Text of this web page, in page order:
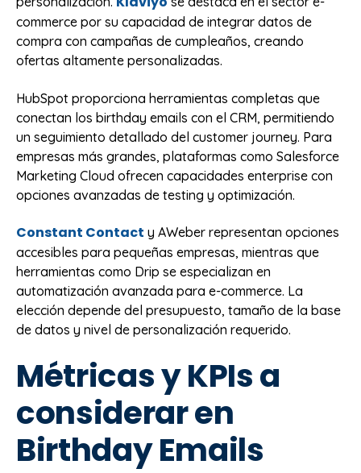
commerce por su capacidad de integrar datos de
compra con campañas de cumpleaños, creando
ofertas altamente personalizadas.
HubSpot proporciona herramientas completas que
conectan los birthday emails con el CRM, permitiendo
un seguimiento detallado del customer journey. Para
empresas más grandes, plataformas como Salesforce
Marketing Cloud ofrecen capacidades enterprise con
opciones avanzadas de testing y optimización.
Constant Contact y AWeber representan opciones
accesibles para pequeñas empresas, mientras que
herramientas como Drip se especializan en
automatización avanzada para e-commerce. La
elección depende del presupuesto, tamaño de la base
de datos y nivel de personalización requerido.
Métricas y KPIs a
considerar en
Birthday Emails